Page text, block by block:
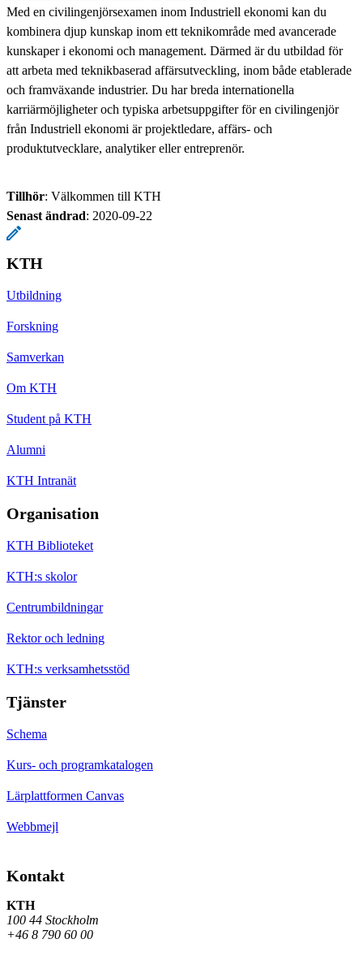
Med en civilingenjörsexamen inom Industriell ekonomi kan du
kombinera djup kunskap inom ett teknikområde med avancerade
kunskaper i ekonomi och management. Därmed är du utbildad för
att arbeta med teknikbaserad affärsutveckling, inom både etablerade
och framväxande industrier. Du har breda internationella
karriärmöjligheter och typiska arbetsuppgifter för en civilingenjör
från Industriell ekonomi är projektledare, affärs- och
produktutvecklare, analytiker eller entreprenör.
Tillhör: Välkommen till KTH
Senast ändrad: 2020-09-22
KTH
Utbildning
Forskning
Samverkan
Om KTH
Student på KTH
Alumni
KTH Intranät
Organisation
KTH Biblioteket
KTH:s skolor
Centrumbildningar
Rektor och ledning
KTH:s verksamhetsstöd
Tjänster
Schema
Kurs- och programkatalogen
Lärplattformen Canvas
Webbmejl
Kontakt
KTH
100 44 Stockholm
+46 8 790 60 00